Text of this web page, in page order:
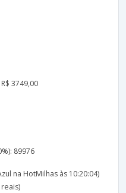
3749,00
89976
na HotMilhas às 10:20:04)